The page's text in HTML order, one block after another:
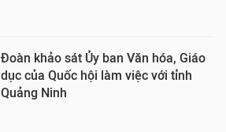
Đoàn khảo sát Ủy ban Văn hóa, Giáo
dục của Quốc hội làm việc với tỉnh
Quảng Ninh